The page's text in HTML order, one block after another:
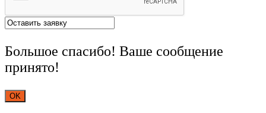
Большое спасибо! Ваше сообщение
принято!
OK